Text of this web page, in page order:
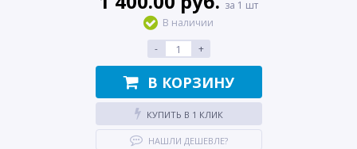
за 1 шт
В наличии
-
+
В КОРЗИНУ
КУПИТЬ В 1 КЛИК
НАШЛИ ДЕШЕВЛЕ?